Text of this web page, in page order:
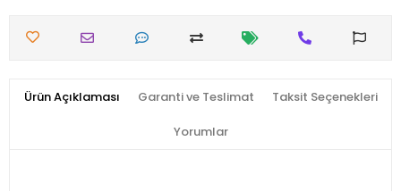
Ürün Açıklaması Garanti ve Teslimat Taksit Seçenekleri
Yorumlar